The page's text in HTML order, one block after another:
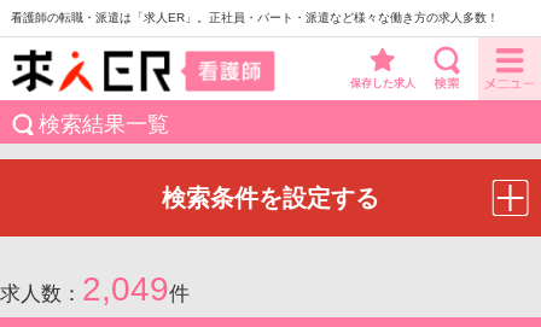
看護師の転職・派遣は「求人ER」。正社員・パート・派遣など様々な働き方の求人多数！
保存した求人
検索結果一覧
検索条件を設定する
求人数： 2,049件